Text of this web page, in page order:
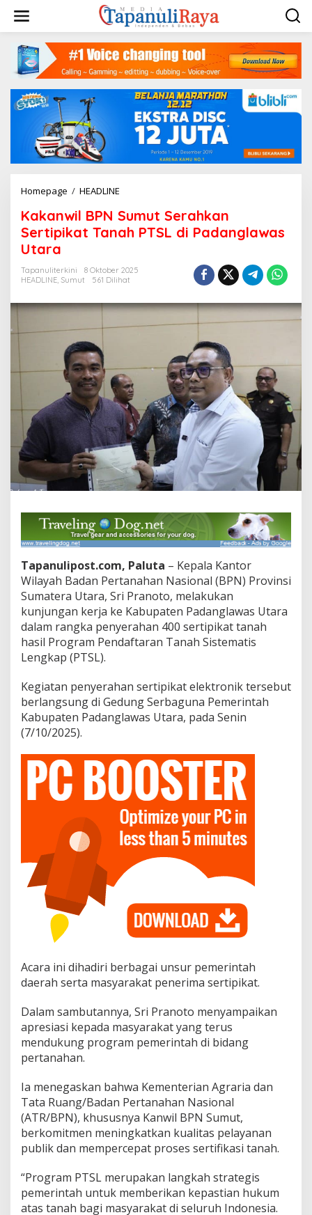
konten
Homepage / HEADLINE
Sumut
Serahkan
Sertipikat
PTSL
di
Utara
Kakanwil BPN Sumut Serahkan
Sertipikat Tanah PTSL di Padanglawas
Utara
Tapanuliterkini
8 Oktober 2025
HEADLINE, Sumut 561 Dilihat
Tapanulipost.com, Paluta – Kepala Kantor
Wilayah Badan Pertanahan Nasional (BPN) Provinsi
Sumatera Utara, Sri Pranoto, melakukan
kunjungan kerja ke Kabupaten Padanglawas Utara
dalam rangka penyerahan 400 sertipikat tanah
hasil Program Pendaftaran Tanah Sistematis
Lengkap (PTSL).
Kegiatan penyerahan sertipikat elektronik tersebut
berlangsung di Gedung Serbaguna Pemerintah
Kabupaten Padanglawas Utara, pada Senin
(7/10/2025).
Acara ini dihadiri berbagai unsur pemerintah
daerah serta masyarakat penerima sertipikat.
Dalam sambutannya, Sri Pranoto menyampaikan
apresiasi kepada masyarakat yang terus
mendukung program pemerintah di bidang
pertanahan.
Ia menegaskan bahwa Kementerian Agraria dan
Tata Ruang/Badan Pertanahan Nasional
(ATR/BPN), khususnya Kanwil BPN Sumut,
berkomitmen meningkatkan kualitas pelayanan
publik dan mempercepat proses sertifikasi tanah.
“Program PTSL merupakan langkah strategis
pemerintah untuk memberikan kepastian hukum
atas tanah bagi masyarakat di seluruh Indonesia.